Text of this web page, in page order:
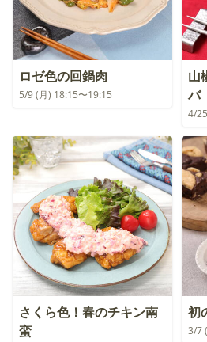
ロゼ色の回鍋肉
5/9 (月) 18:15〜19:15
山
バ
4/
さくら色！春のチキン南
蛮
初
3/7